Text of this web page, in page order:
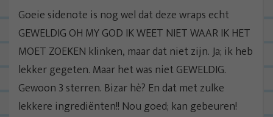
Goeie sidenote is nog wel dat deze wraps echt
GEWELDIG OH MY GOD IK WEET NIET WAAR IK HET
MOET ZOEKEN klinken, maar dat niet zijn. Ja; ik heb
lekker gegeten. Maar het was niet GEWELDIG.
Gewoon 3 sterren. Bizar hè? En dat met zulke
lekkere ingrediënten!! Nou goed; kan gebeuren!